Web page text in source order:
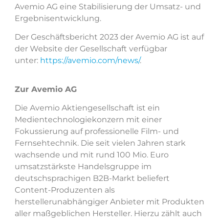
Avemio AG eine Stabilisierung der Umsatz- und
Ergebnisentwicklung.
Der Geschäftsbericht 2023 der Avemio AG ist auf
der Website der Gesellschaft verfügbar
unter: https://avemio.com/news/.
Zur Avemio AG
Die Avemio Aktiengesellschaft ist ein
Medientechnologiekonzern mit einer
Fokussierung auf professionelle Film- und
Fernsehtechnik. Die seit vielen Jahren stark
wachsende und mit rund 100 Mio. Euro
umsatzstärkste Handelsgruppe im
deutschsprachigen B2B-Markt beliefert
Content-Produzenten als
herstellerunabhängiger Anbieter mit Produkten
aller maßgeblichen Hersteller. Hierzu zählt auch